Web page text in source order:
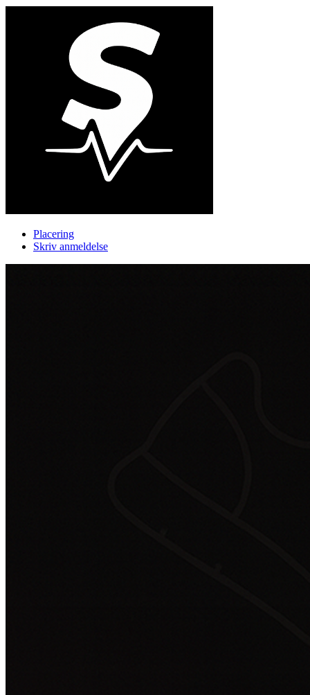
Placering
Skriv anmeldelse